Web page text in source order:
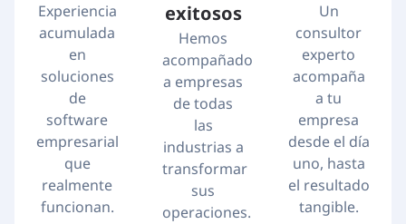
Experiencia
acumulada
en
soluciones
de
software
empresarial
que
realmente
funcionan.
exitosos
Hemos
acompañado
a empresas
de todas
las
industrias a
transformar
sus
operaciones.
Un
consultor
experto
acompaña
a tu
empresa
desde el día
uno, hasta
el resultado
tangible.